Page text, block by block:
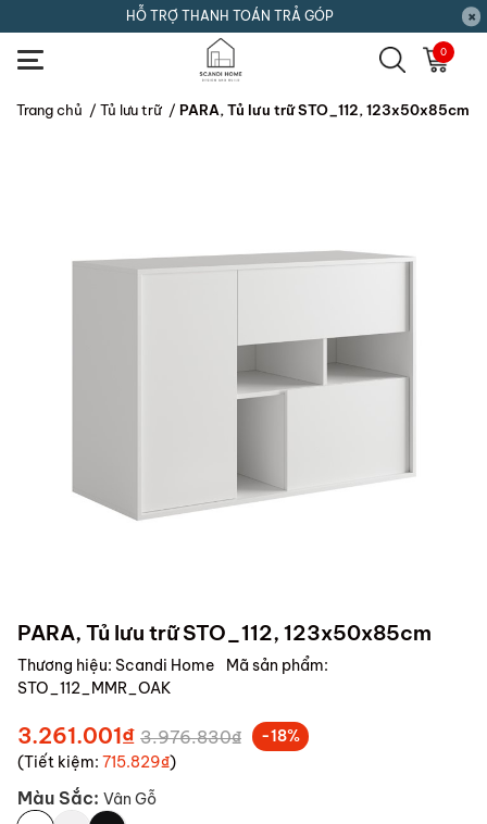
HỖ TRỢ THANH TOÁN TRẢ GÓP
0
Trang chủ / Tủ lưu trữ / PARA, Tủ lưu trữ STO_112, 123x50x85cm
PARA, Tủ lưu trữ STO_112, 123x50x85cm
Thương hiệu: Scandi Home
Mã sản phẩm:
STO_112_MMR_OAK
3.261.001₫ 3.976.830₫
-18%
(Tiết kiệm: 715.829₫)
Màu Sắc: Vân Gỗ